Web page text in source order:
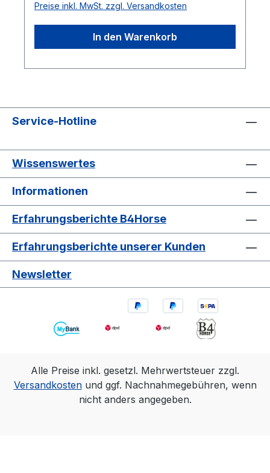
Preise inkl. MwSt. zzgl. Versandkosten
In den Warenkorb
Service-Hotline
Wissenswertes
Informationen
Erfahrungsberichte B4Horse
Erfahrungsberichte unserer Kunden
Newsletter
Alle Preise inkl. gesetzl. Mehrwertsteuer zzgl.
Versandkostenund ggf. Nachnahmegebühren, wenn
nicht anders angegeben.